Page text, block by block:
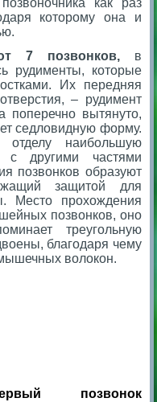
как раз
которому она и
7 позвонков,в
рудименты, которые
Их передняя
– рудимент
поперечно вытянуто,
седловидную форму.
отделу наибольшую
с другими частями
позвонков образуют
защитой для
Место прохождения
позвонков, оно
треугольную
благодаря чему
волокон.
позвонок